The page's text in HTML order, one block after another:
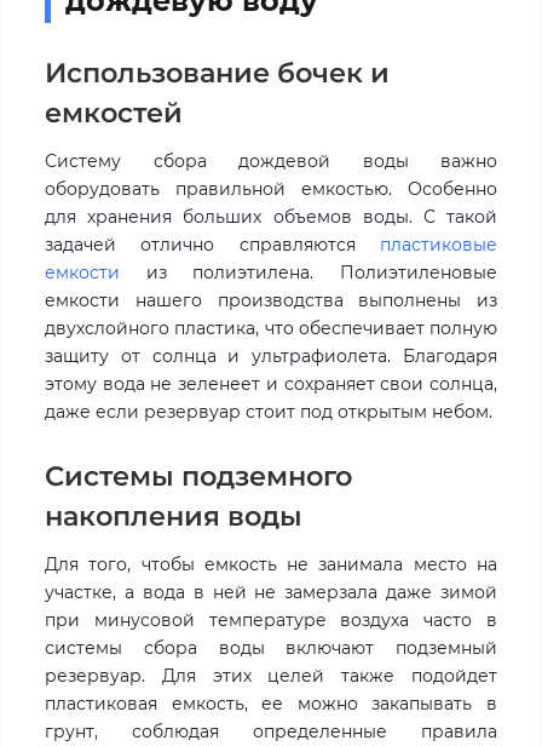
Использование бочек и
емкостей
Систему сбора дождевой воды важно
оборудовать правильной емкостью. Особенно
для хранения больших объемов воды. С такой
задачей отлично справляются пластиковые
емкости из полиэтилена. Полиэтиленовые
емкости нашего производства выполнены из
двухслойного пластика, что обеспечивает полную
защиту от солнца и ультрафиолета. Благодаря
этому вода не зеленеет и сохраняет свои солнца,
даже если резервуар стоит под открытым небом.
Системы подземного
накопления воды
Для того, чтобы емкость не занимала место на
участке, а вода в ней не замерзала даже зимой
при минусовой температуре воздуха часто в
системы сбора воды включают подземный
резервуар. Для этих целей также подойдет
пластиковая емкость, ее можно закапывать в
грунт, соблюдая определенные правила